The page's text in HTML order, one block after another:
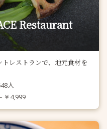
Restaurant
レストランで、地元食材を
人
￥4,999